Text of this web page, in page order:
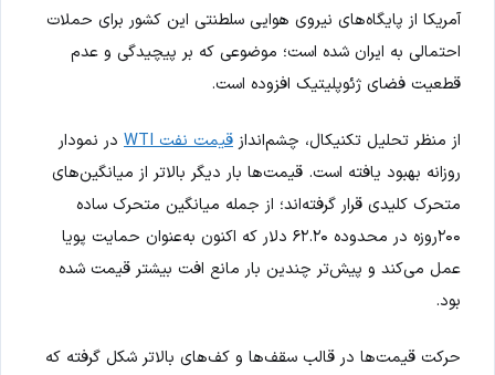
آمریکا از پایگاه‌های نیروی هوایی سلطنتی این کشور برای حملات
احتمالی به ایران شده است؛ موضوعی که بر پیچیدگی و عدم
قطعیت فضای ژئوپلیتیک افزوده است.
از منظر تحلیل تکنیکال، چشم‌انداز قیمت نفت WTI
در نمودار
روزانه بهبود یافته است. قیمت‌ها بار دیگر بالاتر از میانگین‌های
متحرک کلیدی قرار گرفته‌اند؛ از جمله میانگین متحرک ساده
۲۰۰روزه در محدوده ۶۲.۲۰ دلار که اکنون به‌عنوان حمایت پویا
عمل می‌کند و پیش‌تر چندین بار مانع افت بیشتر قیمت شده
بود.
حرکت قیمت‌ها در قالب سقف‌ها و کف‌های بالاتر شکل گرفته که